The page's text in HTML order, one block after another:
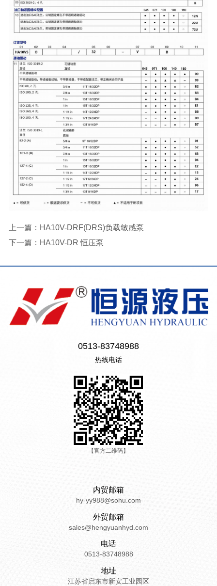
上一篇： HA10V-DRF(DRS)负载敏感泵
下一篇： HA10V-DR 恒压泵
0513-83748988
热线电话
【官方二维码】
内贸邮箱
hy-yy988@sohu.com
外贸邮箱
sales@hengyuanhyd.com
电话
0513-83748988
地址
江苏省启东市新安工业园区